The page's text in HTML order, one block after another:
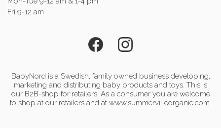
Fri 9-12 am
BabyNord is a Swedish, family owned business developing,
marketing and distributing baby products and toys. This is
our B2B-shop for retailers. As a consumer you are welcome
to shop at our retailers and at www.summervilleorganic.com.